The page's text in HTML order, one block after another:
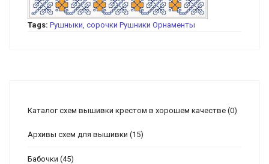
Tags: Рушныки, сорочки Рушники Орнаменты
Каталог схем вышивки крестом в хорошем качестве (0)
Архивы схем для вышивки (15)
Бабочки (45)